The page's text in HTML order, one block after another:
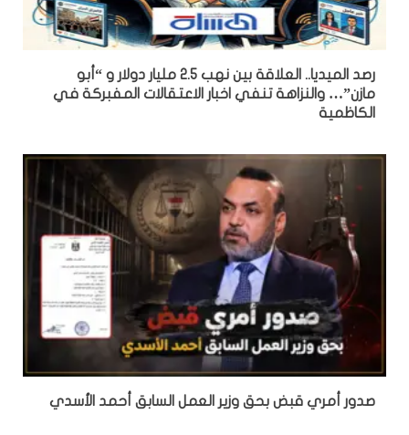
رصد الميديا.. العلاقة بين نهب 2.5 مليار دولار و “أبو
مازن”… والنزاهة تنفي اخبار الاعتقالات المفبركة في
الكاظمية
صدور أمري قبض بحق وزير العمل السابق أحمد الأسدي